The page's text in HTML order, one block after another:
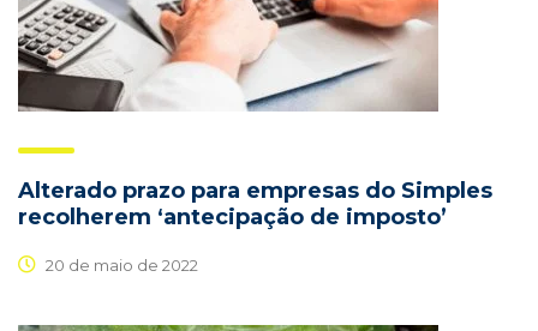
Alterado prazo para empresas do Simples
recolherem ‘antecipação de imposto’
20 de maio de 2022